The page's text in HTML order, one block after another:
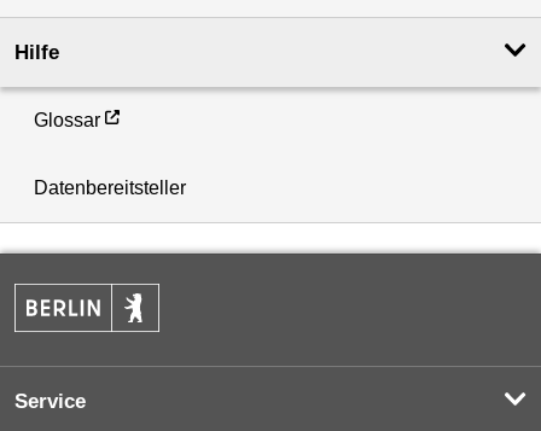
Hilfe
Glossar
Datenbereitsteller
Service